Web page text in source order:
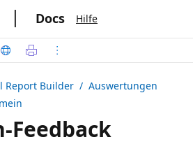
| Docs Hilfe
Report Builder / Auswertungen
Feedback